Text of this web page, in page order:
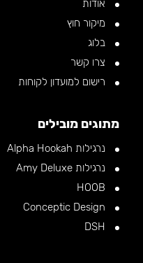
אודות
מיקור חוץ
בלוג
צרו קשר
רישום למועדון לקוחות
מתוגים מובילים
נרגילות Alpha Hookah
נרגילות Amy Deluxe